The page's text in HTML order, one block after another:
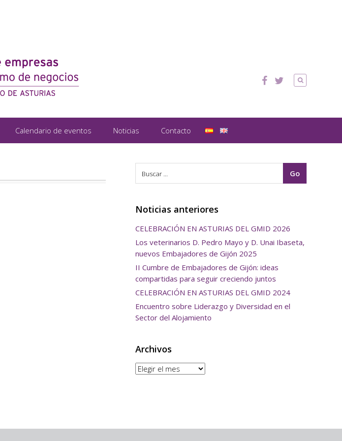
Calendario de eventos Noticias Contacto
Noticias anteriores
CELEBRACIÓN EN ASTURIAS DEL GMID 2026
Los veterinarios D. Pedro Mayo y D. Unai Ibaseta,
nuevos Embajadores de Gijón 2025
II Cumbre de Embajadores de Gijón: ideas
compartidas para seguir creciendo juntos
CELEBRACIÓN EN ASTURIAS DEL GMID 2024
Encuentro sobre Liderazgo y Diversidad en el
Sector del Alojamiento
Archivos
Archivos